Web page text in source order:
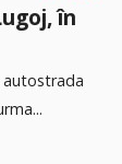
în
autostrada